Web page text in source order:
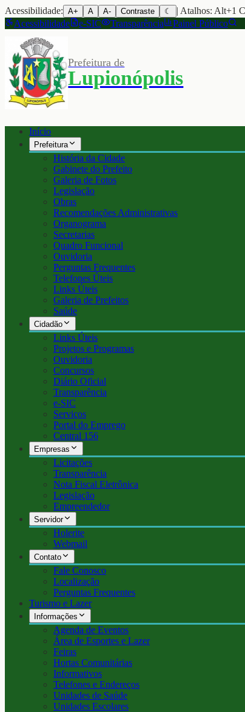
Acessibilidade: A+ A A- Contraste ☾
| Atalhos: Alt+1
Acessibilidade
e-SIC Transparência Painel Público
Prefeitura de
Lupionópolis
Início
Prefeitura
História da Cidade
Gabinete do Prefeito
Galeria de Fotos
Legislação
Obras
Recomendações Administrativas
Organograma
Secretarias
Quadro Funcional
Ouvidoria
Perguntas Frequentes
Telefones Úteis
Links Úteis
Galeria de Prefeitos
Saúde
Cidadão
Links Úteis
Projetos e Programas
Ouvidoria
Concursos
Diário Oficial
Transparência
e-SIC
Serviços
Portal do Emprego
Central 156
Empresas
Licitações
Transparência
Nota Fiscal Eletrônica
Legislação
Empreendedor
Servidor
Holerite
Webmail
Contato
Fale Conosco
Localização
Perguntas Frequentes
Turismo e Lazer
Informações
Agenda de Eventos
Área de Esportes e Lazer
Feiras
Hortas Comunitárias
Informativos
Telefones e Endereços
Unidades de Saúde
Unidades Escolares